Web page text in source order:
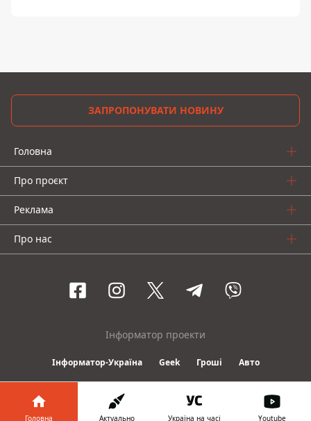
ЗАПРОПОНУВАТИ НОВИНУ
Головна
Про проєкт
Реклама
Про нас
Інформатор проекти
Інформатор-Україна Geek Гроші Авто
© 2016-2026 Informator
Головна Актуально Україна на часі Youtube